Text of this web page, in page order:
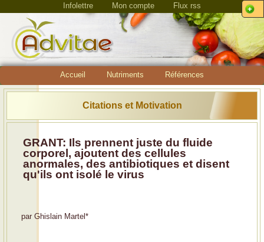
Infolettre Mon compte Flux rss
Accueil Nutriments Références
Citations et Motivation
GRANT: Ils prennent juste du fluide
corporel, ajoutent des cellules
anormales, des antibiotiques et disent
qu'ils ont isolé le virus
par Ghislain Martel *